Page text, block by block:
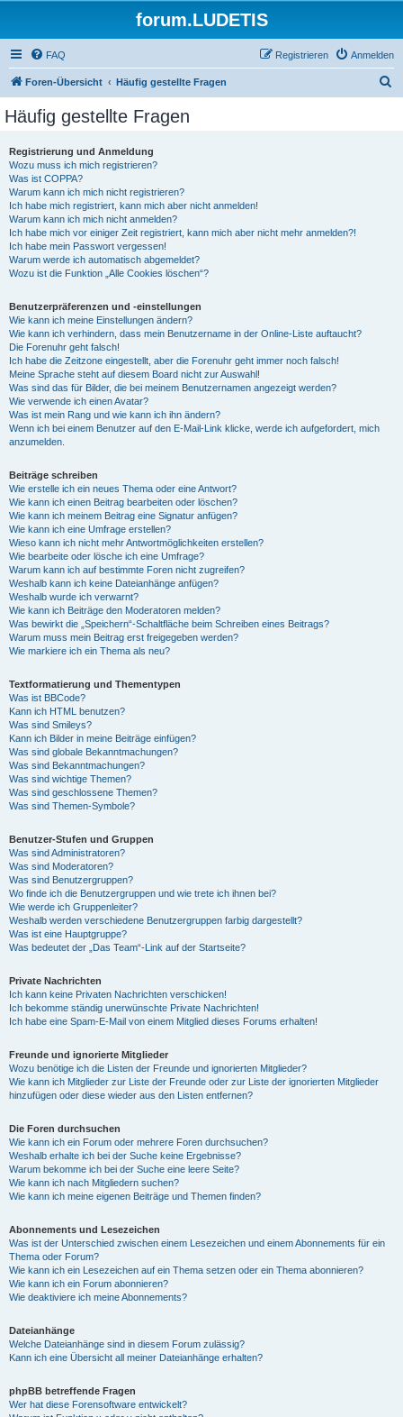
forum.LUDETIS
FAQ Anmelden
Registrieren
Foren-Übersicht Häufig gestellte Fragen
Häufig gestellte Fragen
Registrierung und Anmeldung
Wozu muss ich mich registrieren?
Was ist COPPA?
Warum kann ich mich nicht registrieren?
Ich habe mich registriert, kann mich aber nicht anmelden!
Warum kann ich mich nicht anmelden?
Ich habe mich vor einiger Zeit registriert, kann mich aber nicht mehr anmelden?!
Ich habe mein Passwort vergessen!
Warum werde ich automatisch abgemeldet?
Wozu ist die Funktion „Alle Cookies löschen“?
Benutzerpräferenzen und -einstellungen
Wie kann ich meine Einstellungen ändern?
Wie kann ich verhindern, dass mein Benutzername in der Online-Liste auftaucht?
Die Forenuhr geht falsch!
Ich habe die Zeitzone eingestellt, aber die Forenuhr geht immer noch falsch!
Meine Sprache steht auf diesem Board nicht zur Auswahl!
Was sind das für Bilder, die bei meinem Benutzernamen angezeigt werden?
Wie verwende ich einen Avatar?
Was ist mein Rang und wie kann ich ihn ändern?
Wenn ich bei einem Benutzer auf den E-Mail-Link klicke, werde ich aufgefordert, mich
anzumelden.
Beiträge schreiben
Wie erstelle ich ein neues Thema oder eine Antwort?
Wie kann ich einen Beitrag bearbeiten oder löschen?
Wie kann ich meinem Beitrag eine Signatur anfügen?
Wie kann ich eine Umfrage erstellen?
Wieso kann ich nicht mehr Antwortmöglichkeiten erstellen?
Wie bearbeite oder lösche ich eine Umfrage?
Warum kann ich auf bestimmte Foren nicht zugreifen?
Weshalb kann ich keine Dateianhänge anfügen?
Weshalb wurde ich verwarnt?
Wie kann ich Beiträge den Moderatoren melden?
Was bewirkt die „Speichern“-Schaltfläche beim Schreiben eines Beitrags?
Warum muss mein Beitrag erst freigegeben werden?
Wie markiere ich ein Thema als neu?
Textformatierung und Thementypen
Was ist BBCode?
Kann ich HTML benutzen?
Was sind Smileys?
Kann ich Bilder in meine Beiträge einfügen?
Was sind globale Bekanntmachungen?
Was sind Bekanntmachungen?
Was sind wichtige Themen?
Was sind geschlossene Themen?
Was sind Themen-Symbole?
Benutzer-Stufen und Gruppen
Was sind Administratoren?
Was sind Moderatoren?
Was sind Benutzergruppen?
Wo finde ich die Benutzergruppen und wie trete ich ihnen bei?
Wie werde ich Gruppenleiter?
Weshalb werden verschiedene Benutzergruppen farbig dargestellt?
Was ist eine Hauptgruppe?
Was bedeutet der „Das Team“-Link auf der Startseite?
Private Nachrichten
Ich kann keine Privaten Nachrichten verschicken!
Ich bekomme ständig unerwünschte Private Nachrichten!
Ich habe eine Spam-E-Mail von einem Mitglied dieses Forums erhalten!
Freunde und ignorierte Mitglieder
Wozu benötige ich die Listen der Freunde und ignorierten Mitglieder?
Wie kann ich Mitglieder zur Liste der Freunde oder zur Liste der ignorierten Mitglieder
hinzufügen oder diese wieder aus den Listen entfernen?
Die Foren durchsuchen
Wie kann ich ein Forum oder mehrere Foren durchsuchen?
Weshalb erhalte ich bei der Suche keine Ergebnisse?
Warum bekomme ich bei der Suche eine leere Seite?
Wie kann ich nach Mitgliedern suchen?
Wie kann ich meine eigenen Beiträge und Themen finden?
Abonnements und Lesezeichen
Was ist der Unterschied zwischen einem Lesezeichen und einem Abonnements für ein
Thema oder Forum?
Wie kann ich ein Lesezeichen auf ein Thema setzen oder ein Thema abonnieren?
Wie kann ich ein Forum abonnieren?
Wie deaktiviere ich meine Abonnements?
Dateianhänge
Welche Dateianhänge sind in diesem Forum zulässig?
Kann ich eine Übersicht all meiner Dateianhänge erhalten?
phpBB betreffende Fragen
Wer hat diese Forensoftware entwickelt?